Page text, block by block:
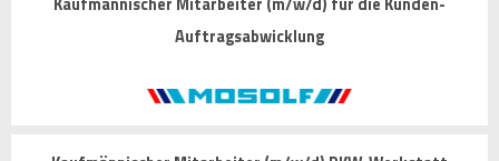
Auftragsabwicklung